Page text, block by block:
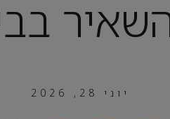
יוני 28, 2026